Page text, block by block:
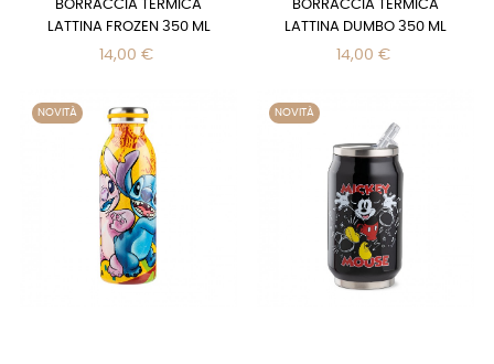
BORRACCIA TERMICA
LATTINA FROZEN 350 ML
14,00 €
BORRACCIA TERMICA
LATTINA DUMBO 350 ML
14,00 €
NOVITÀ NOVITÀ